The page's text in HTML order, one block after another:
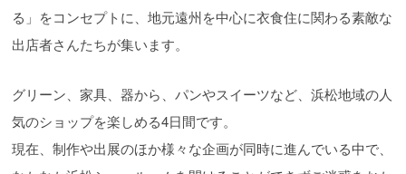
る」をコンセプトに、地元遠州を中心に衣食住に関わる素敵な
出店者さんたちが集います。
グリーン、家具、器から、パンやスイーツなど、浜松地域の人
気のショップを楽しめる4日間です。
現在、制作や出展のほか様々な企画が同時に進んでいる中で、